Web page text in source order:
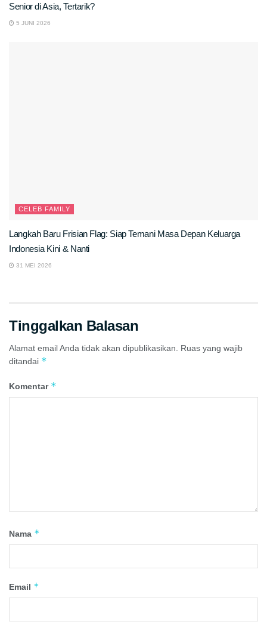
Senior di Asia, Tertarik?
5 JUNI 2026
CELEB FAMILY
Langkah Baru Frisian Flag: Siap Temani Masa Depan Keluarga
Indonesia Kini & Nanti
31 MEI 2026
Tinggalkan Balasan
Alamat email Anda tidak akan dipublikasikan.
Ruas yang wajib
ditandai *
Komentar *
Nama *
Email *